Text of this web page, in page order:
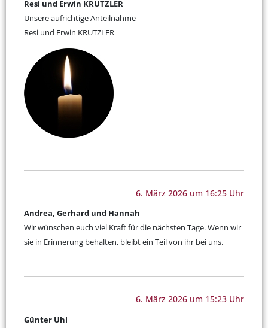
Resi und Erwin KRUTZLER
Unsere aufrichtige Anteilnahme
Resi und Erwin KRUTZLER
6. März 2026 um 16:25 Uhr
Andrea, Gerhard und Hannah
Wir wünschen euch viel Kraft für die nächsten Tage. Wenn wir
sie in Erinnerung behalten, bleibt ein Teil von ihr bei uns.
6. März 2026 um 15:23 Uhr
Günter Uhl